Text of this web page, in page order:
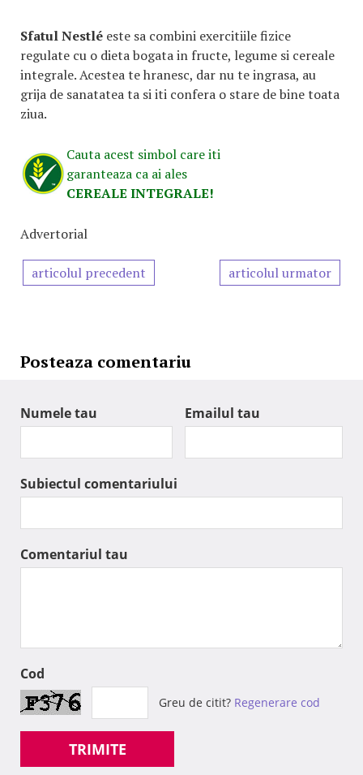
Sfatul Nestlé este sa combini exercitiile fizice
regulate cu o dieta bogata in fructe, legume si cereale
integrale. Acestea te hranesc, dar nu te ingrasa, au
grija de sanatatea ta si iti confera o stare de bine toata
ziua.
Cauta acest simbol care iti
garanteaza ca ai ales
CEREALE INTEGRALE!
Advertorial
articolul precedent articolul urmator
Posteaza comentariu
Numele tau Emailul tau
Subiectul comentariului
Comentariul tau
Cod
Greu de citit? Regenerare cod
TRIMITE